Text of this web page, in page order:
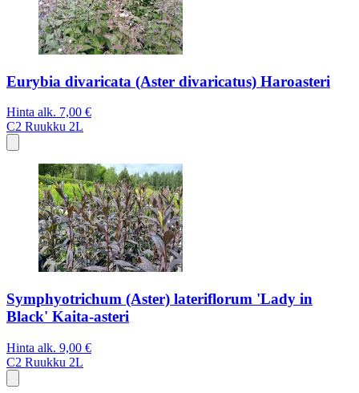
Eurybia divaricata (Aster divaricatus) Haroasteri
Hinta alk. 7,00 €
C2 Ruukku 2L
Symphyotrichum (Aster) lateriflorum 'Lady in
Black' Kaita-asteri
Hinta alk. 9,00 €
C2 Ruukku 2L